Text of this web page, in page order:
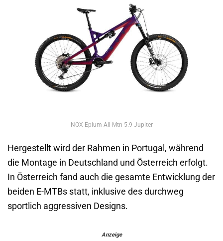
NOX Epium All-Mtn 5.9 Jupiter
Hergestellt wird der Rahmen in Portugal, während
die Montage in Deutschland und Österreich erfolgt.
In Österreich fand auch die gesamte Entwicklung der
beiden E-MTBs statt, inklusive des durchweg
sportlich aggressiven Designs.
Anzeige